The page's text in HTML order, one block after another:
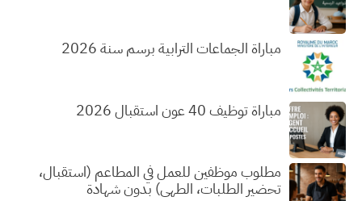
مباراة الجماعات الترابية برسم سنة 2026
مباراة توظيف 40 عون استقبال 2026
مطلوب موظفين للعمل في المطاعم (استقبال،
تحضير الطلبات، الطهي) بدون شهادة